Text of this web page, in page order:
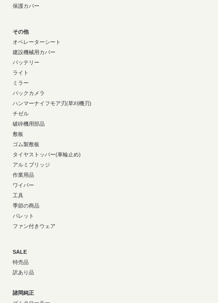
保護カバー
その他
オペレーターシート
建設機械用カバー
バッテリー
ライト
ミラー
バックカメラ
ハンマーナイフモア刃(草刈機刃)
チゼル
破砕機用部品
敷板
ゴム製敷板
タイヤストッパー(車輪止め)
アルミブリッジ
作業用品
ワイパー
工具
季節の商品
パレット
ファン付きウェア
SALE
特売品
訳あり品
諸岡純正